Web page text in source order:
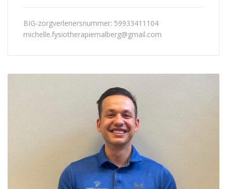
BIG-zorgverlenersnummer: 59933411104
michelle.fysiotherapiemalberg@gmail.com